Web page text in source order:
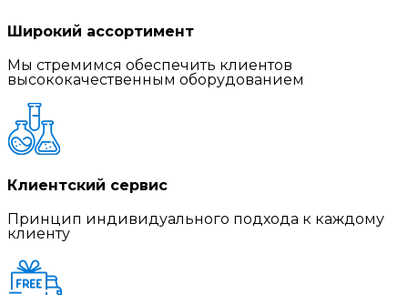
Широкий ассортимент
Мы стремимся обеспечить клиентов
высококачественным оборудованием
Клиентский сервис
Принцип индивидуального подхода к каждому
клиенту